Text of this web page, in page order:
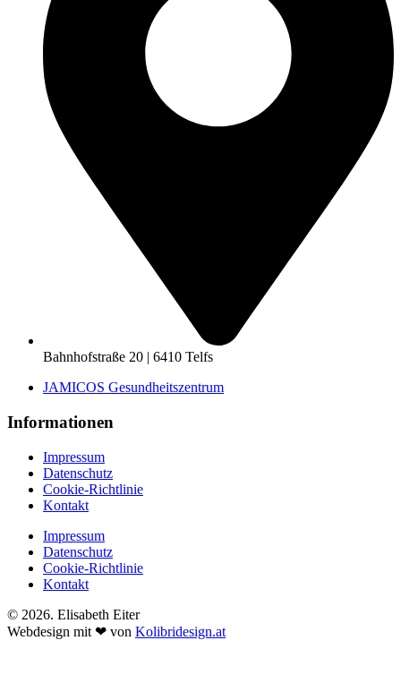
Bahnhofstraße 20 | 6410 Telfs
JAMICOS Gesundheitszentrum
Informationen
Impressum
Datenschutz
Cookie-Richtlinie
Kontakt
Impressum
Datenschutz
Cookie-Richtlinie
Kontakt
© 2026. Elisabeth Eiter
Webdesign mit ❤ von Kolibridesign.at